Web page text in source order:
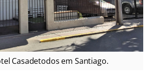
Casadetodos em Santiago.